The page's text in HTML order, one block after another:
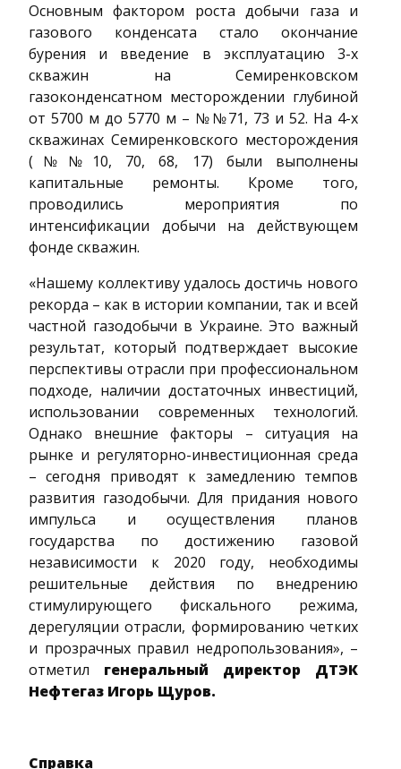
Основным фактором роста добычи газа и
газового конденсата стало окончание
бурения и введение в эксплуатацию 3-х
скважин на Семиренковском
газоконденсатном месторождении глубиной
от 5700 м до 5770 м – №№71, 73 и 52. На 4-х
скважинах Семиренковского месторождения
(№№10, 70, 68, 17) были выполнены
капитальные ремонты. Кроме того,
проводились мероприятия по
интенсификации добычи на действующем
фонде скважин.
«Нашему коллективу удалось достичь нового
рекорда – как в истории компании, так и всей
частной газодобычи в Украине. Это важный
результат, который подтверждает высокие
перспективы отрасли при профессиональном
подходе, наличии достаточных инвестиций,
использовании современных технологий.
Однако внешние факторы – ситуация на
рынке и регуляторно-инвестиционная среда
– сегодня приводят к замедлению темпов
развития газодобычи. Для придания нового
импульса и осуществления планов
государства по достижению газовой
независимости к 2020 году, необходимы
решительные действия по внедрению
стимулирующего фискального режима,
дерегуляции отрасли, формированию четких
и прозрачных правил недропользования», –
отметил генеральный директор ДТЭК
Нефтегаз Игорь Щуров.
Справка